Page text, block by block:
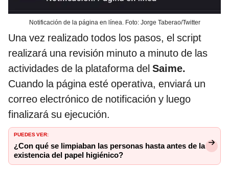
Notificación de la página en línea. Foto: Jorge Taberao/Twitter
Una vez realizado todos los pasos, el script
realizará una revisión minuto a minuto de las
actividades de la plataforma del Saime.
Cuando la página esté operativa, enviará un
correo electrónico de notificación y luego
finalizará su ejecución.
PUEDES VER:
¿Con qué se limpiaban las personas hasta antes de la
existencia del papel higiénico?